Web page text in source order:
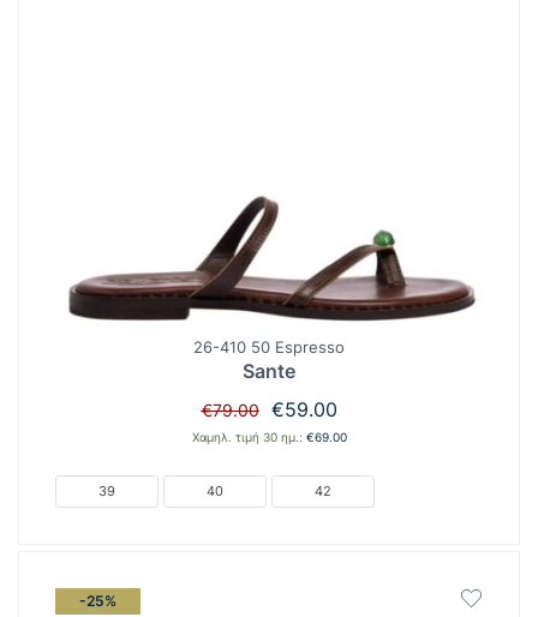
26-410 50 Espresso
Sante
€79.00
Original
price
€79.00.
€59.00Η
τρέχουσα
€59.00.
Χαμηλ. τιμή 30 ημ.: €69.00
39 40 42
-25%